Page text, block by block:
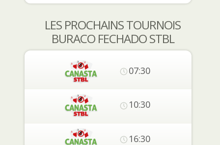
LES PROCHAINS TOURNOIS
BURACO FECHADO STBL
07:30
10:30
16:30